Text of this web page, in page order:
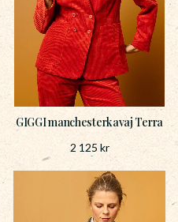
GIGGI manchesterkavaj Terra
2 125 kr